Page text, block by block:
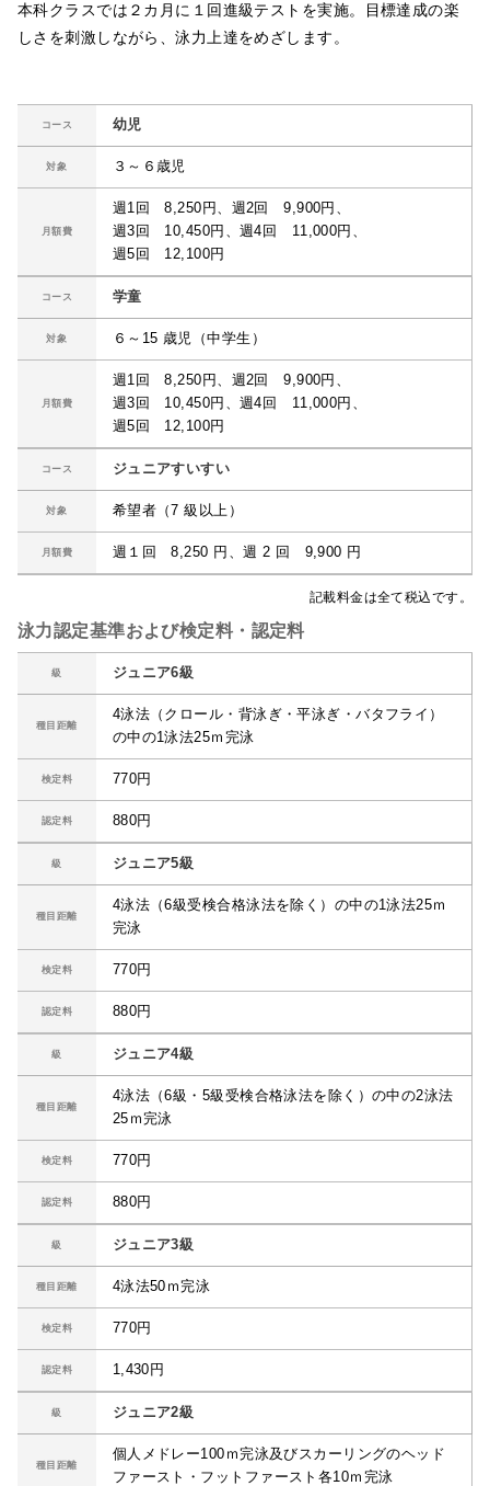
本科クラスでは２カ月に１回進級テストを実施。目標達成の楽
しさを刺激しながら、泳力上達をめざします。
コース 幼児
対象 ３～６歳児
月額費
週1回 8,250円、週2回 9,900円、
週3回 10,450円、週4回 11,000円、
週5回 12,100円
コース 学童
対象 ６～15 歳児（中学生）
月額費
週1回 8,250円、週2回 9,900円、
週3回 10,450円、週4回 11,000円、
週5回 12,100円
コース ジュニアすいすい
対象 希望者（7 級以上）
月額費 週１回 8,250 円、週 2 回 9,900 円
記載料金は全て税込です。
泳力認定基準および検定料・認定料
級 ジュニア6級
種目距離
4泳法（クロール・背泳ぎ・平泳ぎ・バタフライ）
の中の1泳法25ｍ完泳
検定料 770円
認定料 880円
級 ジュニア5級
種目距離
4泳法（6級受検合格泳法を除く）の中の1泳法25ｍ
完泳
検定料 770円
認定料 880円
級 ジュニア4級
種目距離
4泳法（6級・5級受検合格泳法を除く）の中の2泳法
25ｍ完泳
検定料 770円
認定料 880円
級 ジュニア3級
種目距離 4泳法50ｍ完泳
検定料 770円
認定料 1,430円
級 ジュニア2級
種目距離
個人メドレー100ｍ完泳及びスカーリングのヘッド
ファースト・フットファースト各10ｍ完泳